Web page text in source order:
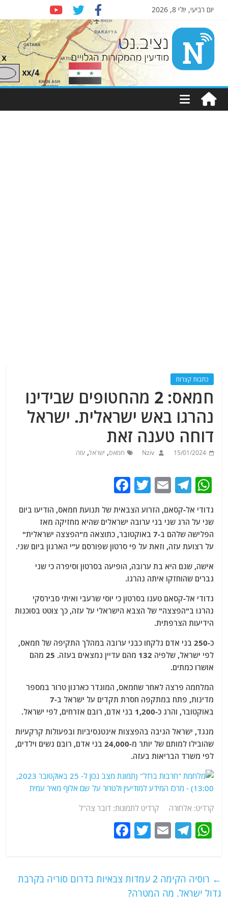
יום רביעי, יולי 8, 2026
Nziv.net
מודיעין
מהמקורות
כתבות קצרות
חמאס: 2 מהחטופים שבידינו
נהרגו באש ישראלית. ישראל
דוחה טענה זאת
15/01/2024
Nziv חמאס, ישראל,עזה
W
h
at
s
A
p
p
T
e
g
ra
m
E
ai
l
T
itt
er
c
e
b
o
k
גדודי אל-קסאם, הזרוע הצבאית של תנועת חמאס, הודיעו ביום
שני על הרג שני בני ערובה ישראלים שהיא מחזיקה מאז
הפלישה שלהם ב-7 באוקטובר, כתוצאה מ"הפצצה ישראלית"
על רצועת עזה, וזאת על פי סרטון שפורסם ע"י הארגון ביום שני.
אישה, שגם היא בת ערובה, הופיעה בסרטון וסיפרה כי שני
גברים שהוחזקו איתה נהרגו.
גדודי אל-קסאם טענו בסרטון כי יוסי שרעבי ואיתי סבירסקי
נהרגו ב"הפצצה" של הצבא הישראלי על עזה, כך צוטט בסוכנות
הידיעות הצרפתית.
כ-250 בני אדם נלקחו כבני ערובה במהלך התקיפה של חמאס,
לפי ישראל, שלפיה 132 מהם עדיין נמצאים בעזה. 25 מהם
אושרו כמתים.
המלחמה פרצה לאחר שחמאס, המוגדר כארגון טרור במספר
מדינות, פתח במתקפה חסרת תקדים על ישראל ב-7
באוקטובר, והרג כ-1,200 בני אדם, רובם אזרחים, לפי ישראל.
מנגד, ישראל הגיבה בהפצצות אינטנסיביות ובפעולות קרקעיות
שהובילו למותם של יותר מ-24,000 בני אדם, רובם נשים וילדים,
לפי משרד הבריאות בעזה.
קרדיט: אלחורה קרדיט לתמונות: דובר צה"ל
W
s
A
T
g
ra
E
l
T
er
e ←
רוסיה הקימה 2 עמדות צבאיות בדרום סוריה בקרבת
גדול ישראל. מה המטרה?